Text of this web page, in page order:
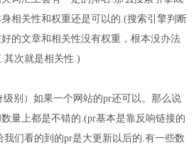
相关性和权重还是可以的.(搜索引擎判断
的文章和相关性没有权重，根本没办法
其次就是相关性.)
级别）如果一个网站的pr还可以。那么说
量上都是不错的.(pr基本是靠反响链接的
我们看的到的pr是大更新以后的.有一些数